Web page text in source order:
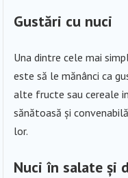
Gustări cu nuci
Una dintre cele mai
este să le mănânci ca
alte fructe sau cereale
sănătoasă și
lor.
Nuci în salate și